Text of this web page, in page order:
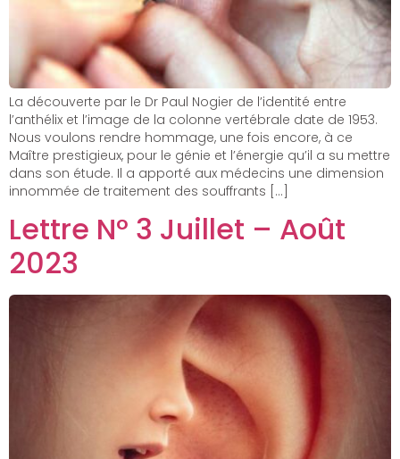
La découverte par le Dr Paul Nogier de l’identité entre
l’anthélix et l’image de la colonne vertébrale date de 1953.
Nous voulons rendre hommage, une fois encore, à ce
Maître prestigieux, pour le génie et l’énergie qu’il a su mettre
dans son étude. Il a apporté aux médecins une dimension
innommée de traitement des souffrants […]
Lettre N° 3 Juillet – Août
2023